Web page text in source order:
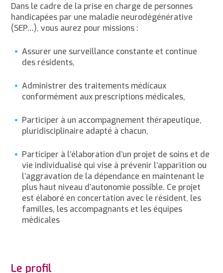
Dans le cadre de la prise en charge de personnes
handicapées par une maladie neurodégénérative
(SEP…), vous aurez pour missions :
Assurer une surveillance constante et continue
des résidents,
Administrer des traitements médicaux
conformément aux prescriptions médicales,
Participer à un accompagnement thérapeutique,
pluridisciplinaire adapté à chacun,
Participer à l’élaboration d’un projet de soins et de
vie individualisé qui vise à prévenir l’apparition ou
l’aggravation de la dépendance en maintenant le
plus haut niveau d’autonomie possible. Ce projet
est élaboré en concertation avec le résident, les
familles, les accompagnants et les équipes
médicales
Le profil